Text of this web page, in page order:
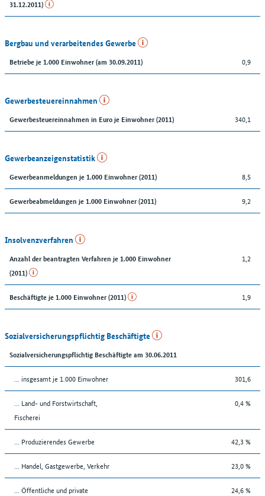
31.12.2011)
Bergbau und verarbeitendes Gewerbe
Betriebe je 1.000 Einwohner (am 30.09.2011) 0,9
Gewerbesteuereinnahmen
Gewerbesteuereinnahmen in Euro je Einwohner (2011) 340,1
Gewerbeanzeigenstatistik
Gewerbeanmeldungen je 1.000 Einwohner (2011) 8,5
Gewerbeabmeldungen je 1.000 Einwohner (2011) 9,2
Insolvenzverfahren
Anzahl der beantragten Verfahren je 1.000 Einwohner
(2011)
1,2
Beschäftigte je 1.000 Einwohner (2011) 1,9
Sozialversicherungspflichtig Beschäftigte
Sozialversicherungspflichtig Beschäftigte am 30.06.2011
... insgesamt je 1.000 Einwohner 301,6
... Land- und Forstwirtschaft,
Fischerei
0,4 %
... Produzierendes Gewerbe 42,3 %
... Handel, Gastgewerbe, Verkehr 23,0 %
... Öffentliche und private
24,6 %